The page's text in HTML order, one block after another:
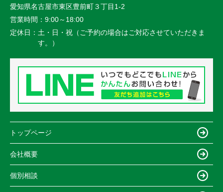
愛知県名古屋市東区豊前町３丁目1-2
営業時間： 9:00～18:00
定休日： 土・日・祝（ご予約の場合はご対応させていただきま
す。）
トップページ
会社概要
個別相談